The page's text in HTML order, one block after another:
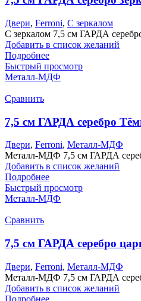
Двери, Ferroni, С зеркалом
С зеркалом 7,5 см ГАРДА
Добавить в список желаний
Подробнее
Быстрый просмотр
Металл-МДФ
Сравнить
7,5 см ГАРДА серебро
Двери, Ferroni, Металл-МДФ
Металл-МДФ 7,5 см ГАРДА
Добавить в список желаний
Подробнее
Быстрый просмотр
Металл-МДФ
Сравнить
7,5 см ГАРДА серебро
Двери, Ferroni, Металл-МДФ
Металл-МДФ 7,5 см ГАРДА
Добавить в список желаний
Подробнее